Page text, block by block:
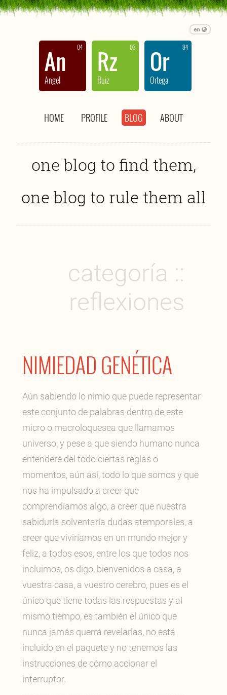
en
04
An
Angel
03
Rz
Ruiz
84
Or
Ortega
HOME PROFILE BLOG ABOUT
one blog to find them,
one blog to rule them all
categoría ::
reflexiones
NIMIEDAD GENÉTICA
Aún sabiendo lo nimio que puede representar
este conjunto de palabras dentro de este
micro o macroloquesea que llamamos
universo, y pese a que siendo humano nunca
entenderé del todo ciertas reglas o
momentos, aún así, todo lo que somos y que
nos ha impulsado a creer que
comprendíamos algo, a creer que nuestra
sabiduría solventaría dudas atemporales, a
creer que viviríamos en un mundo mejor y
feliz, a todos esos, entre los que todos nos
incluimos, os digo, bienvenidos a casa, a
vuestra casa, a vuestro cerebro, pues es el
único que tiene todas las respuestas y al
mismo tiempo, es también el único que
nunca jamás querrá revelarlas, no está
incluido en el paquete y no tenemos las
instrucciones de cómo accionar el
interruptor.